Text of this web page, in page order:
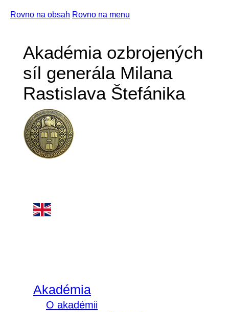
Rovno na obsah Rovno na menu
Akadémia ozbrojených
síl generála Milana
Rastislava Štefánika
Akadémia
O akadémii